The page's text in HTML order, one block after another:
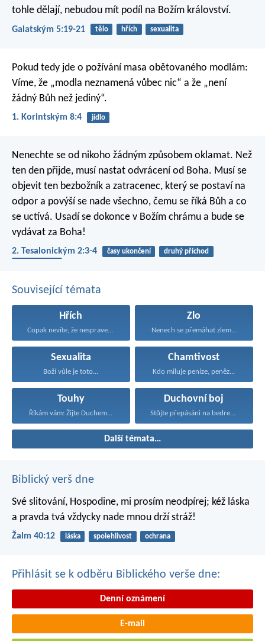
tohle dělají, nebudou mít podíl na Božím království.
Galatským 5:19-21 tělo hřích sexualita
Pokud tedy jde o požívání masa obětovaného modlám:
Víme, že „modla neznamená vůbec nic“ a že „není
žádný Bůh než jediný“.
1. Korintským 8:4 jídlo
Nenechte se od nikoho žádným způsobem oklamat. Než
ten den přijde, musí nastat odvrácení od Boha. Musí se
objevit ten bezbožník a zatracenec, který se postaví na
odpor a povýší se nade všechno, čemu se říká Bůh a co
se uctívá. Usadí se dokonce v Božím chrámu a bude se
vydávat za Boha!
2. Tesalonickým 2:3-4 časy ukončení
druhý příchod
Související témata
Hřích
Copak nevíte, že nespravedliví...
Zlo
Nenech se přemáhat zlem...
Sexualita
Boží vůle je toto...
Chamtivost
Kdo miluje peníze, peněz...
Touhy
Říkám vám: Žijte Duchem...
Duchovní boj
Stůjte přepásáni na bedrech...
Další témata…
Biblický verš dne
Své slitování, Hospodine, mi prosím neodpírej; kéž láska
a pravda tvá vždycky nade mnou drží stráž!
Žalm 40:12 láska spolehlivost ochrana
Přihlásit se k odběru Biblického verše dne:
Denní oznámení
E-mail